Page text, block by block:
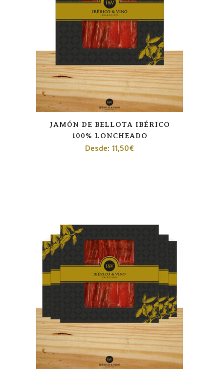
JAMÓN DE BELLOTA IBÉRICO
100% LONCHEADO
Desde: 11,50€